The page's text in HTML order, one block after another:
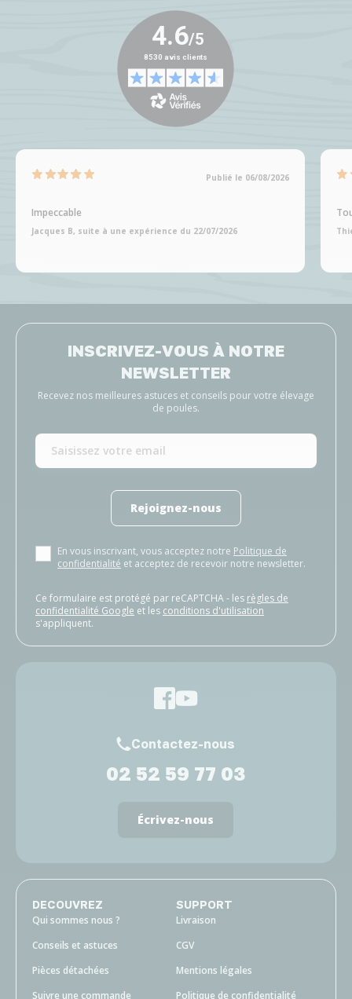
Publié le 06/08/2026
Impeccable
Jacques B, suite à une expérience du 22/07/2026
INSCRIVEZ-VOUS À NOTRE
NEWSLETTER
Recevez nos meilleures astuces et conseils pour votre élevage
de poules.
Rejoignez-nous
En vous inscrivant, vous acceptez notre Politique de
confidentialité et acceptez de recevoir notre newsletter.
Ce formulaire est protégé par reCAPTCHA - les règles de
confidentialité Google et les conditions d'utilisation
s'appliquent.
Contactez-nous
02 52 59 77 03
Écrivez-nous
DECOUVREZ
Qui sommes nous ?
Conseils et astuces
Pièces détachées
Suivre une commande
SUPPORT
Livraison
CGV
Mentions légales
Politique de confidentialité